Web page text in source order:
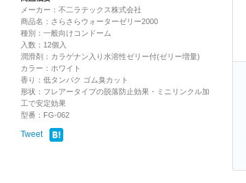
メーカー：不二ラテックス株式会社
商品名：さらさらウォーターゼリー2000
種別：一般向けコンドーム
入数：12個入
潤滑剤：カラゲナン入り水溶性ゼリー付(ゼリー増量)
カラー：ホワイト
香り：低タンパク ゴム臭カット
形状：フレアータイプの脱落防止効果・ミニリンクル加
工で安定効果
型番：FG-062
Tweet